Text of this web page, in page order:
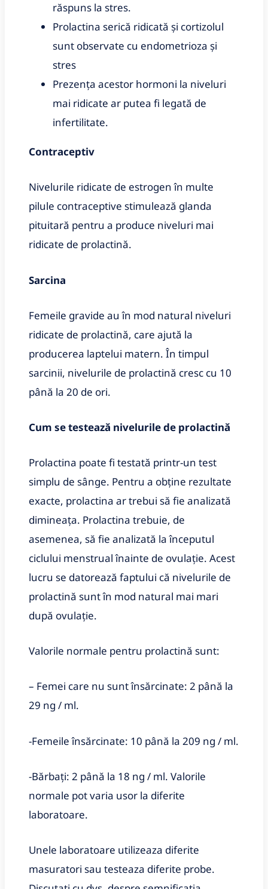
răspuns la stres.
Prolactina serică ridicată și cortizolul
sunt observate cu endometrioza și
stres
Prezența acestor hormoni la niveluri
mai ridicate ar putea fi legată de
infertilitate.
Contraceptiv
Nivelurile ridicate de estrogen în multe
pilule contraceptive stimulează glanda
pituitară pentru a produce niveluri mai
ridicate de prolactină.
Sarcina
Femeile gravide au în mod natural niveluri
ridicate de prolactină, care ajută la
producerea laptelui matern. În timpul
sarcinii, nivelurile de prolactină cresc cu 10
până la 20 de ori.
Cum se testează nivelurile de prolactină
Prolactina poate fi testată printr-un test
simplu de sânge. Pentru a obține rezultate
exacte, prolactina ar trebui să fie analizată
dimineața. Prolactina trebuie, de
asemenea, să fie analizată la începutul
ciclului menstrual înainte de ovulație. Acest
lucru se datorează faptului că nivelurile de
prolactină sunt în mod natural mai mari
după ovulație.
Valorile normale pentru prolactină sunt:
– Femei care nu sunt însărcinate: 2 până la
29 ng / ml.
-Femeile însărcinate: 10 până la 209 ng / ml.
-Bărbați: 2 până la 18 ng / ml. Valorile
normale pot varia usor la diferite
laboratoare.
Unele laboratoare utilizeaza diferite
masuratori sau testeaza diferite probe.